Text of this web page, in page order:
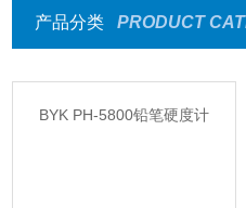
产品分类 PRODUCT
BYK PH-5800铅笔硬度计